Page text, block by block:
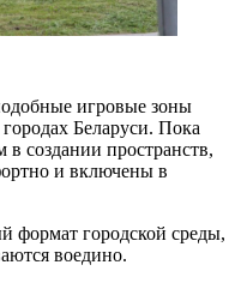
игровые зоны
Беларуси. Пока
создании пространств,
и включены в
формат городской среды,
воедино.